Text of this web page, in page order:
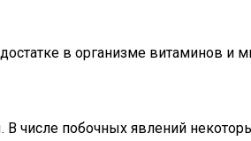
в организме витаминов
числе побочных явлений